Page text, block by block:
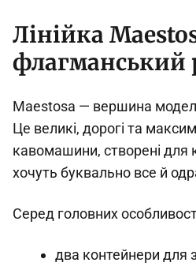
Лінійка
флагманський
Maestosa — вершина
Це великі, дорогі та
кавомашини, створені для
хочуть буквально все й
Серед головних
два контейнери для